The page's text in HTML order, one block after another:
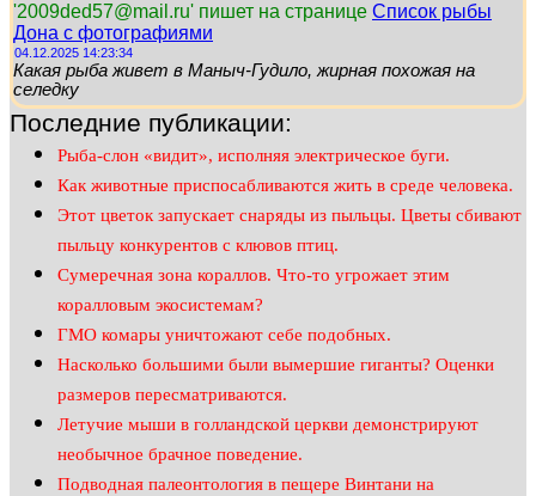
'2009ded57@mail.ru' пишет на странице Список рыбы
Дона с фотографиями
04.12.2025 14:23:34
Какая рыба живет в Маныч-Гудило, жирная похожая на
селедку
Последние публикации:
Рыба-слон «видит», исполняя электрическое буги.
Как животные приспосабливаются жить в среде человека.
Этот цветок запускает снаряды из пыльцы. Цветы сбивают
пыльцу конкурентов с клювов птиц.
Сумеречная зона кораллов. Что-то угрожает этим
коралловым экосистемам?
ГМО комары уничтожают себе подобных.
Насколько большими были вымершие гиганты? Оценки
размеров пересматриваются.
Летучие мыши в голландской церкви демонстрируют
необычное брачное поведение.
Подводная палеонтология в пещере Винтани на